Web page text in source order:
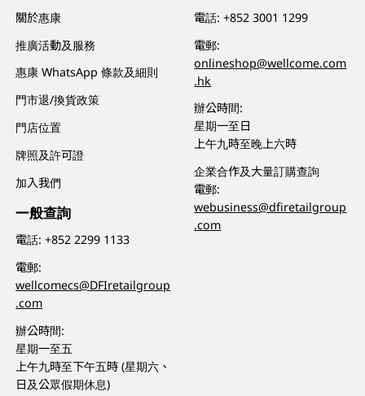
關於惠康
推廣活動及服務
惠康 WhatsApp 條款及細則
門市退/換貨政策
門店位置
牌照及許可證
加入我們
一般查詢
電話:+852 2299 1133
電郵:
wellcomecs@DFIretailgroup
.com
辦公時間:
星期一至五
上午九時至下午五時 (星期六、
日及公眾假期休息)
電話:+852 3001 1299
電郵:
onlineshop@wellcome.com
.hk
辦公時間:
星期一至日
上午九時至晚上六時
企業合作及大量訂購查詢
電郵:
webusiness@dfiretailgroup
.com